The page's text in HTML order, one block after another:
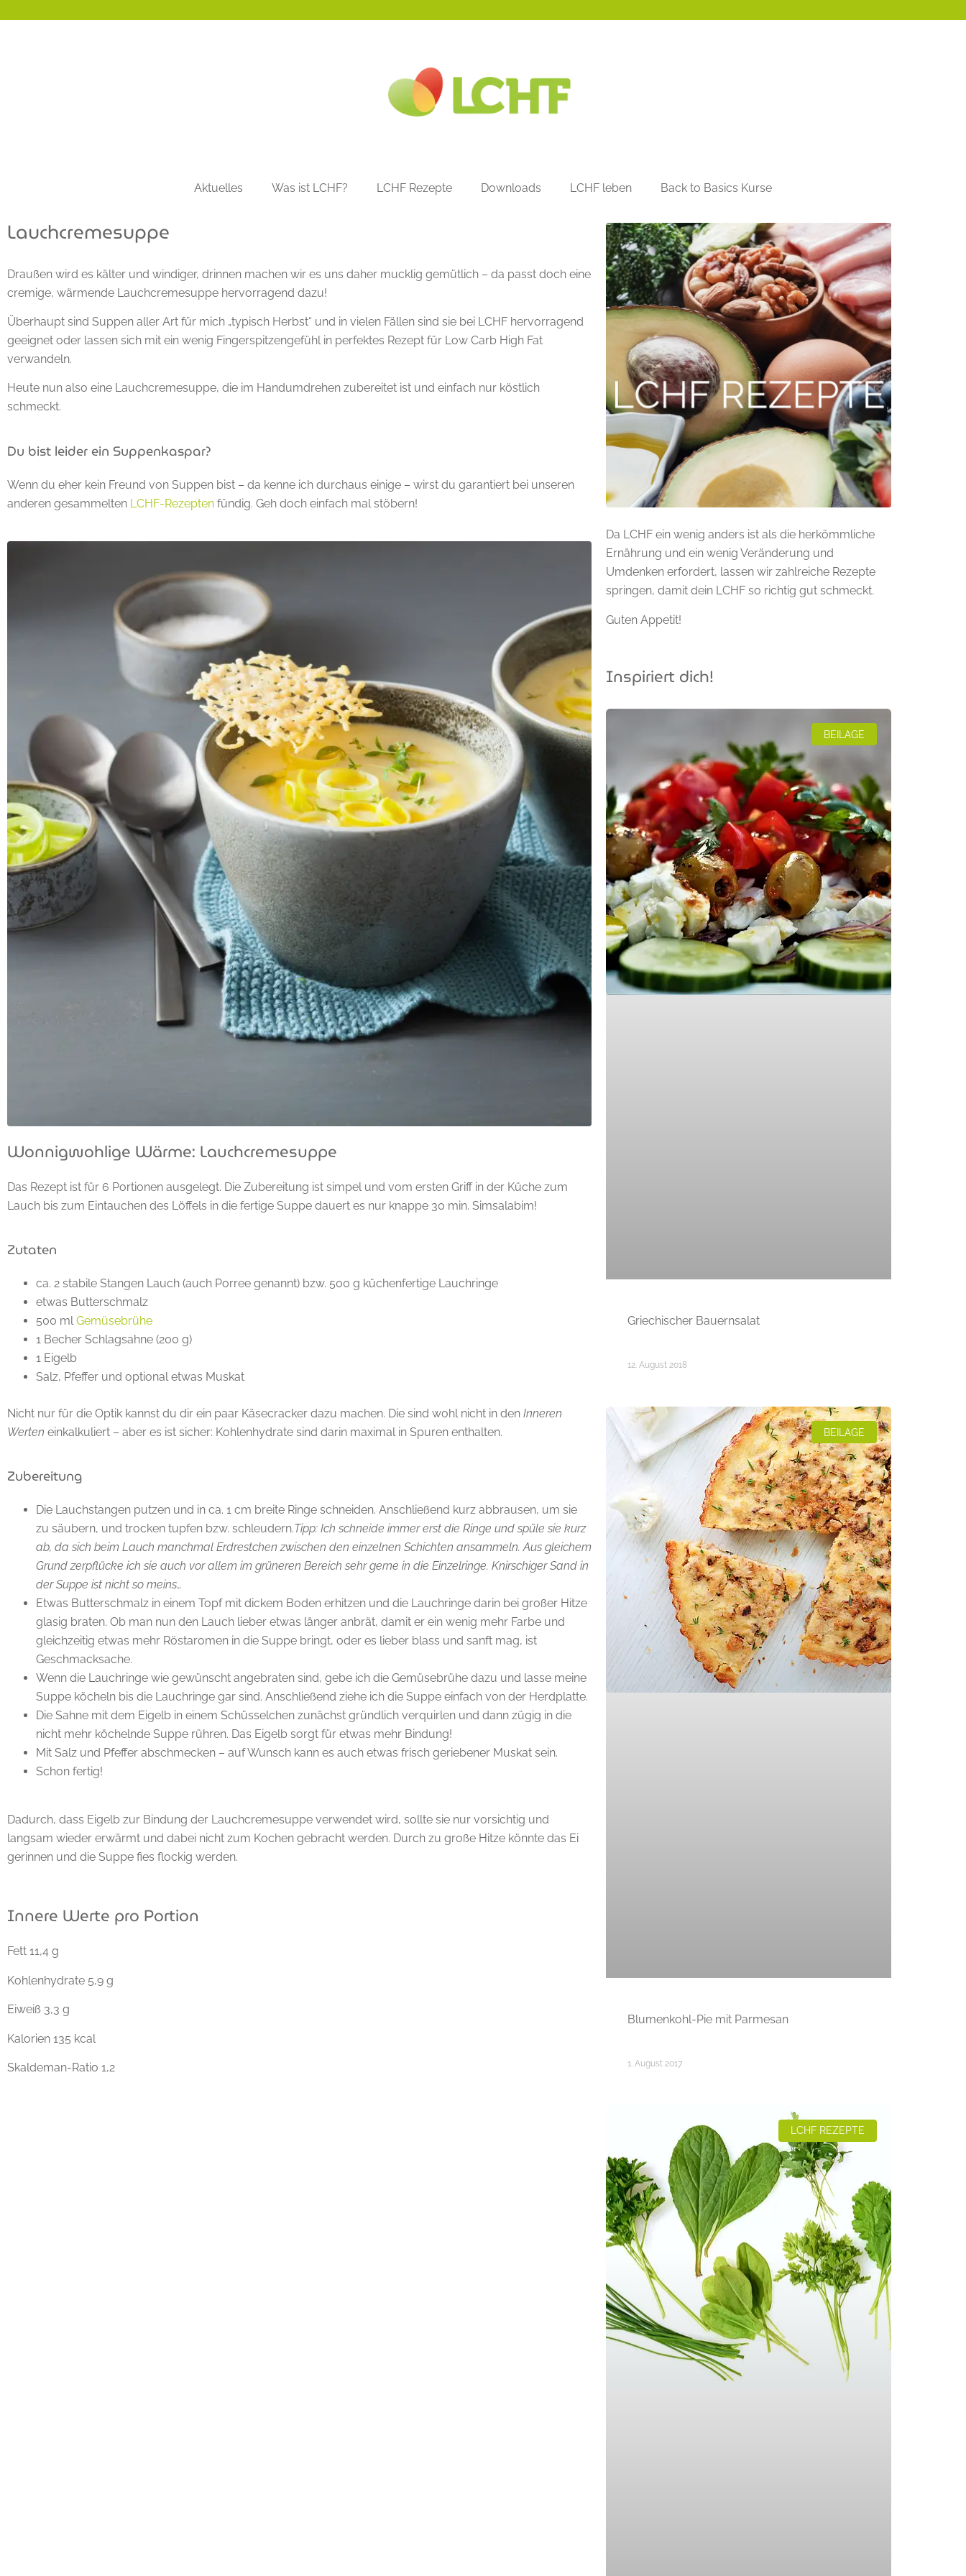
Aktuelles Was ist LCHF? LCHF Rezepte Downloads LCHF leben Back to Basics Kurse
Lauchcremesuppe
Draußen wird es kälter und windiger, drinnen machen wir es uns daher mucklig gemütlich – da passt doch eine
cremige, wärmende Lauchcremesuppe hervorragend dazu!
Überhaupt sind Suppen aller Art für mich „typisch Herbst“ und in vielen Fällen sind sie bei LCHF hervorragend
geeignet oder lassen sich mit ein wenig Fingerspitzengefühl in perfektes Rezept für Low Carb High Fat
verwandeln.
Heute nun also eine Lauchcremesuppe, die im Handumdrehen zubereitet ist und einfach nur köstlich
schmeckt.
Du bist leider ein Suppenkaspar?
Wenn du eher kein Freund von Suppen bist – da kenne ich durchaus einige – wirst du garantiert bei unseren
anderen gesammelten LCHF-Rezepten fündig. Geh doch einfach mal stöbern!
Wonnigwohlige Wärme: Lauchcremesuppe
Das Rezept ist für 6 Portionen ausgelegt. Die Zubereitung ist simpel und vom ersten Griff in der Küche zum
Lauch bis zum Eintauchen des Löffels in die fertige Suppe dauert es nur knappe 30 min. Simsalabim!
Zutaten
ca. 2 stabile Stangen Lauch (auch Porree genannt) bzw. 500 g küchenfertige Lauchringe
etwas Butterschmalz
500 mlGemüsebrühe
1 Becher Schlagsahne (200 g)
1 Eigelb
Salz, Pfeffer und optional etwas Muskat
Nicht nur für die Optik kannst du dir ein paar Käsecracker dazu machen. Die sind wohl nicht in den Inneren
Werten einkalkuliert – aber es ist sicher: Kohlenhydrate sind darin maximal in Spuren enthalten.
Zubereitung
Die Lauchstangen putzen und in ca. 1 cm breite Ringe schneiden. Anschließend kurz abbrausen, um sie
zu säubern, und trocken tupfen bzw. schleudern.Tipp: Ich schneide immer erst die Ringe und spüle sie kurz
ab, da sich beim Lauch manchmal Erdrestchen zwischen den einzelnen Schichten ansammeln. Aus gleichem
Grund zerpflücke ich sie auch vor allem im grüneren Bereich sehr gerne in die Einzelringe. Knirschiger Sand in
der Suppe ist nicht so meins…
Etwas Butterschmalz in einem Topf mit dickem Boden erhitzen und die Lauchringe darin bei großer Hitze
glasig braten. Ob man nun den Lauch lieber etwas länger anbrät, damit er ein wenig mehr Farbe und
gleichzeitig etwas mehr Röstaromen in die Suppe bringt, oder es lieber blass und sanft mag, ist
Geschmacksache.
Wenn die Lauchringe wie gewünscht angebraten sind, gebe ich die Gemüsebrühe dazu und lasse meine
Suppe köcheln bis die Lauchringe gar sind. Anschließend ziehe ich die Suppe einfach von der Herdplatte.
Die Sahne mit dem Eigelb in einem Schüsselchen zunächst gründlich verquirlen und dann zügig in die
nicht mehr köchelnde Suppe rühren. Das Eigelb sorgt für etwas mehr Bindung!
Mit Salz und Pfeffer abschmecken – auf Wunsch kann es auch etwas frisch geriebener Muskat sein.
Schon fertig!
Dadurch, dass Eigelb zur Bindung der Lauchcremesuppe verwendet wird, sollte sie nur vorsichtig und
langsam wieder erwärmt und dabei nicht zum Kochen gebracht werden. Durch zu große Hitze könnte das Ei
gerinnen und die Suppe fies flockig werden.
Innere Werte pro Portion
Fett 11,4 g
Kohlenhydrate 5,9 g
Eiweiß 3,3 g
Kalorien 135 kcal
Skaldeman-Ratio 1,2
Da LCHF ein wenig anders ist als die herkömmliche
Ernährung und ein wenig Veränderung und
Umdenken erfordert, lassen wir zahlreiche Rezepte
springen, damit dein LCHF so richtig gut schmeckt.
Guten Appetit!
Inspiriert dich!
BEILAGE
Griechischer Bauernsalat
12. August 2018
BEILAGE
Blumenkohl-Pie mit Parmesan
1. August 2017
LCHF REZEPTE